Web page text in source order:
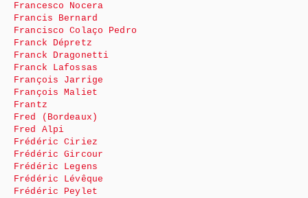
Francesco Nocera
Francis Bernard
Francisco Colaço Pedro
Franck Dépretz
Franck Dragonetti
Franck Lafossas
François Jarrige
François Maliet
Frantz
Fred (Bordeaux)
Fred Alpi
Frédéric Ciriez
Frédéric Gircour
Frédéric Legens
Frédéric Lévêque
Frédéric Peylet